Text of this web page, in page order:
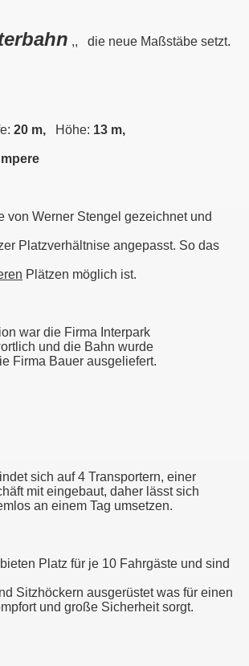
,, die neue Maßstäbe setzt.
20 m, Höhe: 13 m,
von Werner Stengel gezeichnet und
Platzverhältnise angepasst. So das
Plätzen möglich ist.
war die Firma Interpark
und die Bahn wurde
Firma Bauer ausgeliefert.
sich auf 4 Transportern, einer
mit eingebaut, daher lässt sich
an einem Tag umsetzen.
Platz für je 10 Fahrgäste und sind
Sitzhöckern ausgerüstet was für einen
und große Sicherheit sorgt.